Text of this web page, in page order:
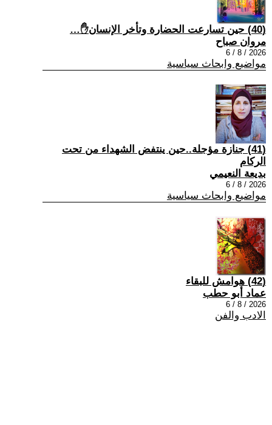
(40) حين تسارعت الحضارة وتأخر الإنسان✋…
مروان صباح
2026 / 8 / 6
مواضيع وابحاث سياسية
(41) جنازة مؤجلة..حين ينتفض الشهداء من تحت
الركام
بديعة النعيمي
2026 / 8 / 6
مواضيع وابحاث سياسية
(42) هوامش للبقاء
عماد أبو حطب
2026 / 8 / 6
الادب والفن